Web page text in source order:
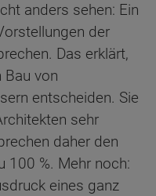
anders sehen: Ein
der
Das erklärt,
von
entscheiden. Sie
sehr
daher den
100 %. Mehr noch:
eines ganz